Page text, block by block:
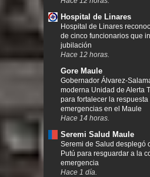
Hospital de Linares
Hospital de Linares
de cinco funcionarios que
jubilación
Hace 12 horas.
Gore Maule
Gobernador Álvarez-
moderna Unidad de Alerta
para fortalecer la respuesta
emergencias en el Maule
Hace 14 horas.
Seremi Salud Maule
Seremi de Salud desplegó
Putú para resguardar a la
emergencia
Hace 1 día.